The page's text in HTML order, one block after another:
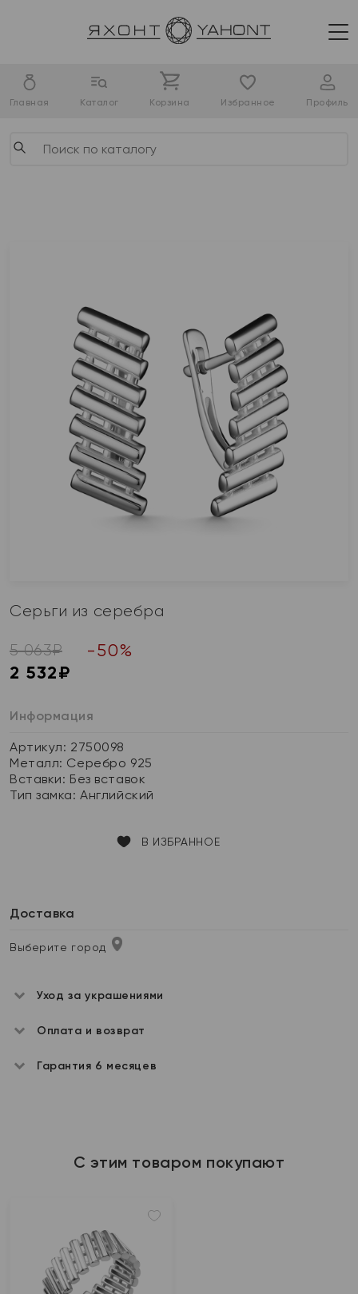
Главная Каталог Корзина Избранное Профиль
Серьги из серебра
5 063₽ -50%
2 532₽
Информация
Артикул: 2750098
Металл: Серебро 925
Вставки: Без вставок
Тип замка:Английский
В ИЗБРАННОЕ
Доставка
Выберите город
Уход за украшениями
Оплата и возврат
Гарантия 6 месяцев
С этим товаром покупают